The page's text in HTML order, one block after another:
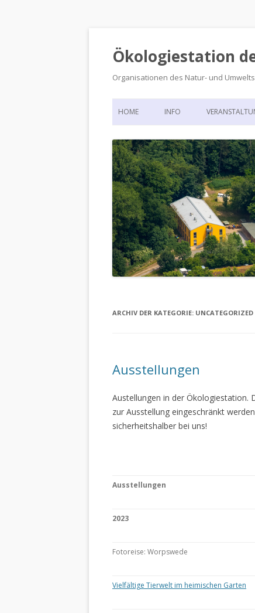
Ökologiestation
Organisationen des Natur- und
HOME INFO
DIE ÖKOLOGIESTATION –
900 JAHRE VORGESCHICHTE
ARCHIV DER KATEGORIE: UNCATEGORIZED
Ausstellungen
Austellungen in der Ökologiestation.
zur Ausstellung eingeschränkt
sicherheitshalber bei uns!
Ausstellungen
2023
Fotoreise: Worpswede
Vielfältige Tierwelt im heimischen Garten